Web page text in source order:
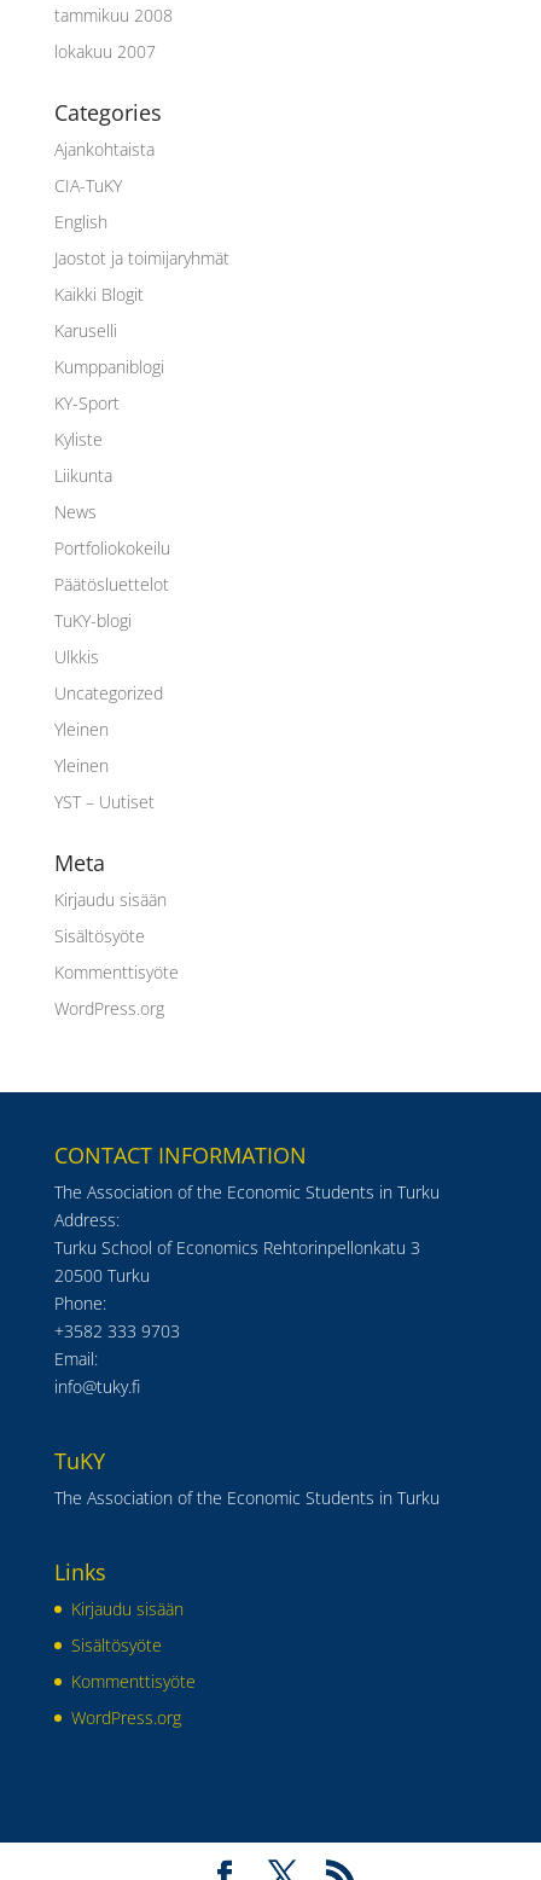
tammikuu 2008
lokakuu 2007
Categories
Ajankohtaista
CIA-TuKY
English
Jaostot ja toimijaryhmät
Kaikki Blogit
Karuselli
Kumppaniblogi
KY-Sport
Kyliste
Liikunta
News
Portfoliokokeilu
Päätösluettelot
TuKY-blogi
Ulkkis
Uncategorized
Yleinen
Yleinen
YST – Uutiset
Meta
Kirjaudu sisään
Sisältösyöte
Kommenttisyöte
WordPress.org
CONTACT INFORMATION
The Association of the Economic Students in Turku
Address:
Turku School of Economics Rehtorinpellonkatu 3
20500 Turku
Phone:
+3582 333 9703
Email:
info@tuky.fi
TuKY
The Association of the Economic Students in Turku
Links
Kirjaudu sisään
Sisältösyöte
Kommenttisyöte
WordPress.org